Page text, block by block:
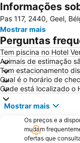
Merksem
Rock Werchter
Leuven in Scene
Antony Gormley Firmament III and
Informações
Pas 117, 2440, Geel,
Mostrar mais
Perguntas
Tem piscina no Hotel
Animais de estimação
Tem estacionamento
Qual é o horário de
Onde está localizado o
Mostrar mais
Os preços e a
mudam
ofertas que